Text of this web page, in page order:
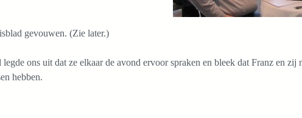
gevouwen. (Zie later.)
ons uit dat ze elkaar de avond ervoor spraken en bleek dat Franz en zij
hebben.